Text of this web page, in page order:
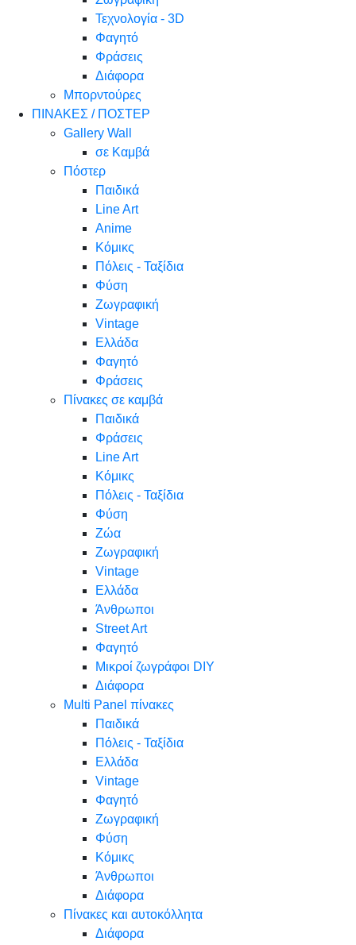
Τεχνολογία - 3D
Φαγητό
Φράσεις
Διάφορα
Μπορντούρες
ΠΙΝΑΚΕΣ / ΠΟΣΤΕΡ
Gallery Wall
σε Καμβά
Πόστερ
Παιδικά
Line Art
Anime
Κόμικς
Πόλεις - Ταξίδια
Φύση
Ζωγραφική
Vintage
Ελλάδα
Φαγητό
Φράσεις
Πίνακες σε καμβά
Παιδικά
Φράσεις
Line Art
Κόμικς
Πόλεις - Ταξίδια
Φύση
Ζώα
Ζωγραφική
Vintage
Ελλάδα
Άνθρωποι
Street Art
Φαγητό
Μικροί ζωγράφοι DIY
Διάφορα
Multi Panel πίνακες
Παιδικά
Πόλεις - Ταξίδια
Ελλάδα
Vintage
Φαγητό
Ζωγραφική
Φύση
Κόμικς
Άνθρωποι
Διάφορα
Πίνακες και αυτοκόλλητα
Διάφορα